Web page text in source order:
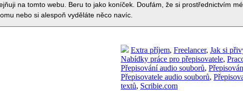
na tomto webu. Beru to jako koníček. Doufám, že si prostřednictvím
nebo si alespoň vyděláte něco navíc.
Extra příjem, Freelancer, Jak si
Nabídky práce pro přepisovatele,
Přepisování audio souborů,
Přepisovatele audio souborů,
textů, Scribie.com